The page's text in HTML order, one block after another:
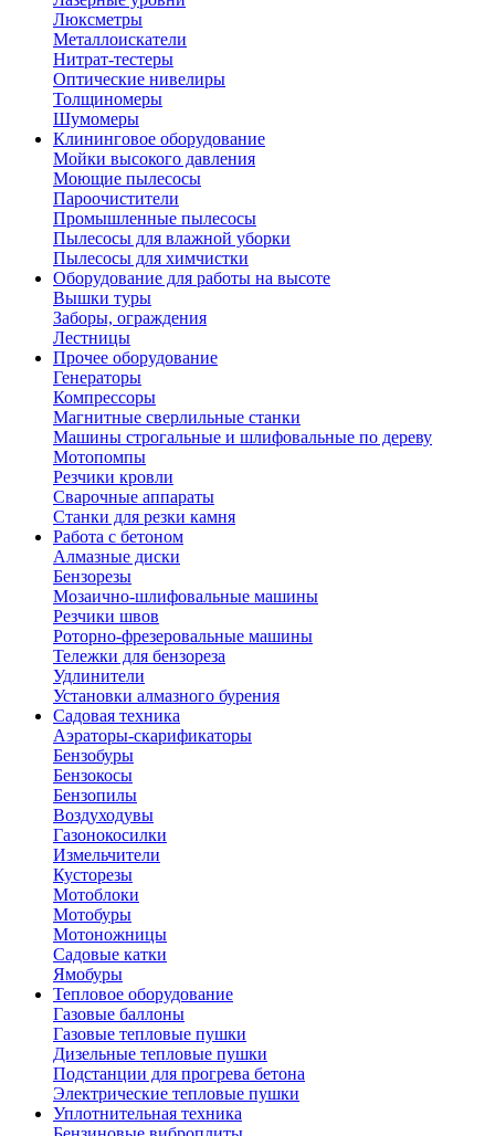
Люксметры
Металлоискатели
Нитрат-тестеры
Оптические нивелиры
Толщиномеры
Шумомеры
Клининговое оборудование
Мойки высокого давления
Моющие пылесосы
Пароочистители
Промышленные пылесосы
Пылесосы для влажной уборки
Пылесосы для химчистки
Оборудование для работы на высоте
Вышки туры
Заборы, ограждения
Лестницы
Прочее оборудование
Генераторы
Компрессоры
Магнитные сверлильные станки
Машины строгальные и шлифовальные по дереву
Мотопомпы
Резчики кровли
Сварочные аппараты
Станки для резки камня
Работа с бетоном
Алмазные диски
Бензорезы
Мозаично-шлифовальные машины
Резчики швов
Роторно-фрезеровальные машины
Тележки для бензореза
Удлинители
Установки алмазного бурения
Садовая техника
Аэраторы-скарификаторы
Бензобуры
Бензокосы
Бензопилы
Воздуходувы
Газонокосилки
Измельчители
Кусторезы
Мотоблоки
Мотобуры
Мотоножницы
Садовые катки
Ямобуры
Тепловое оборудование
Газовые баллоны
Газовые тепловые пушки
Дизельные тепловые пушки
Подстанции для прогрева бетона
Электрические тепловые пушки
Уплотнительная техника